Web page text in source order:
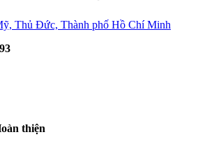
Thủ Đức, Thành phố Hồ Chí Minh
thiện